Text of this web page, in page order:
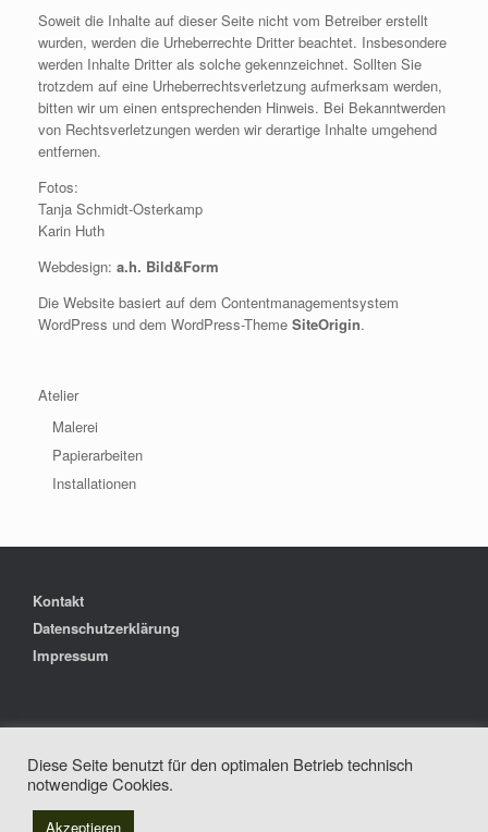
Soweit die Inhalte auf dieser Seite nicht vom Betreiber erstellt
wurden, werden die Urheberrechte Dritter beachtet. Insbesondere
werden Inhalte Dritter als solche gekennzeichnet. Sollten Sie
trotzdem auf eine Urheberrechtsverletzung aufmerksam werden,
bitten wir um einen entsprechenden Hinweis. Bei Bekanntwerden
von Rechtsverletzungen werden wir derartige Inhalte umgehend
entfernen.
Fotos:
Tanja Schmidt-Osterkamp
Karin Huth
Webdesign: a.h. Bild&Form
Die Website basiert auf dem Contentmanagementsystem
WordPress und dem WordPress-Theme SiteOrigin.
Atelier
Malerei
Papierarbeiten
Installationen
Kontakt
Datenschutzerklärung
Impressum
Tanja Schmidt Osterkamp
Diese Seite benutzt für den optimalen Betrieb technisch
notwendige Cookies.
Akzeptieren